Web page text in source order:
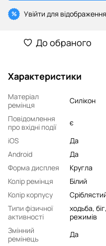
% Увійти для
До обраного
Характеристики
Матеріал
ремінця
Силікон
Повідомлення
про вхідні події
є
iOS
Да
Android
Да
Форма дисплея
Кругла
Колір ремінця
Білий
Колір корпусу
Типи фізичної
активності
ходьба,
режимів
Змінний
ремінець
Да